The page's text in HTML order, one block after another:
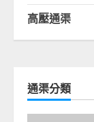
高壓通渠
通渠分類